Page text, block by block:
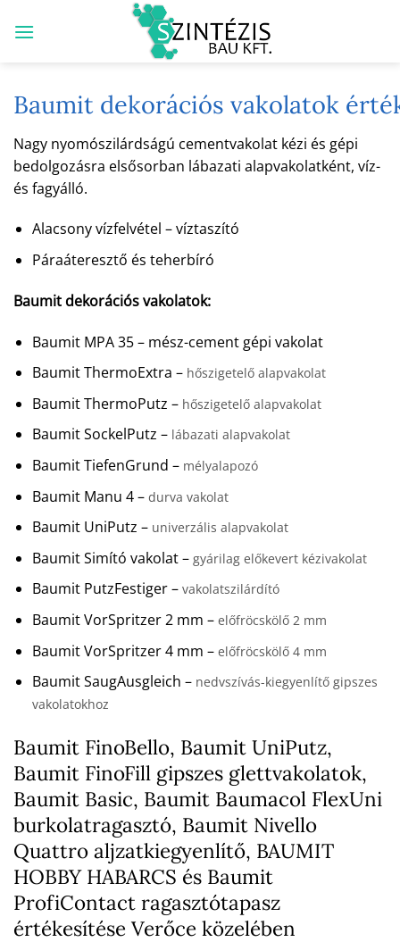
Baumit dekorációs vakolatok
Nagy nyomószilárdságú cementvakolat kézi és gépi
bedolgozásra elsősorban lábazati alapvakolatként, víz-
és fagyálló.
Alacsony vízfelvétel – víztaszító
Páraáteresztő és teherbíró
Baumit dekorációs vakolatok:
Baumit MPA 35 – mész-cement gépi vakolat
Baumit ThermoExtra – hőszigetelő alapvakolat
Baumit ThermoPutz – hőszigetelő alapvakolat
Baumit SockelPutz – lábazati alapvakolat
Baumit TiefenGrund – mélyalapozó
Baumit Manu 4 – durva vakolat
Baumit UniPutz – univerzális alapvakolat
Baumit Simító vakolat – gyárilag előkevert kézivakolat
Baumit PutzFestiger – vakolatszilárdító
Baumit VorSpritzer 2 mm – előfröcskölő 2 mm
Baumit VorSpritzer 4 mm – előfröcskölő 4 mm
Baumit SaugAusgleich – nedvszívás-kiegyenlítő gipszes
vakolatokhoz
Baumit FinoBello, Baumit UniPutz,
Baumit FinoFill gipszes glettvakolatok,
Baumit Basic, Baumit Baumacol FlexUni
burkolatragasztó, Baumit Nivello
Quattro aljzatkiegyenlítő, BAUMIT
HOBBY HABARCS és Baumit
ProfiContact ragasztótapasz
értékesítése Verőce közelében